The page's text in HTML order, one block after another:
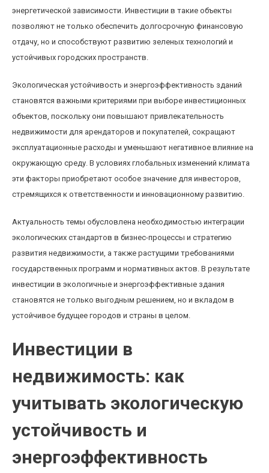
энергетической зависимости. Инвестиции в такие объекты
позволяют не только обеспечить долгосрочную финансовую
отдачу, но и способствуют развитию зеленых технологий и
устойчивых городских пространств.
Экологическая устойчивость и энергоэффективность зданий
становятся важными критериями при выборе инвестиционных
объектов, поскольку они повышают привлекательность
недвижимости для арендаторов и покупателей, сокращают
эксплуатационные расходы и уменьшают негативное влияние на
окружающую среду. В условиях глобальных изменений климата
эти факторы приобретают особое значение для инвесторов,
стремящихся к ответственности и инновационному развитию.
Актуальность темы обусловлена необходимостью интеграции
экологических стандартов в бизнес-процессы и стратегию
развития недвижимости, а также растущими требованиями
государственных программ и нормативных актов. В результате
инвестиции в экологичные и энергоэффективные здания
становятся не только выгодным решением, но и вкладом в
устойчивое будущее городов и страны в целом.
Инвестиции в
недвижимость: как
учитывать экологическую
устойчивость и
энергоэффективность